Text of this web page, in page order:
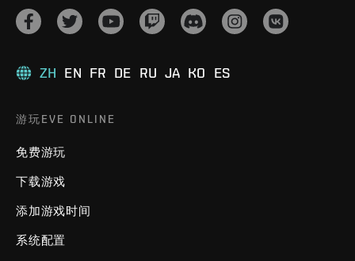
ZH EN FR DE RU JA KO ES
游玩EVE ONLINE
免费游玩
下载游戏
添加游戏时间
系统配置